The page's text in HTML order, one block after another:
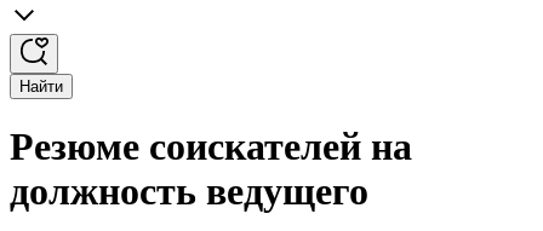
Найти
Резюме соискателей на
должность ведущего